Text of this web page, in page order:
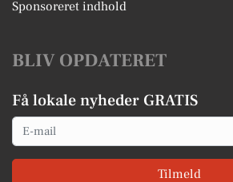
Sponsoreret indhold
BLIV OPDATERET
Få lokale nyheder GRATIS
Email
Tilmeld